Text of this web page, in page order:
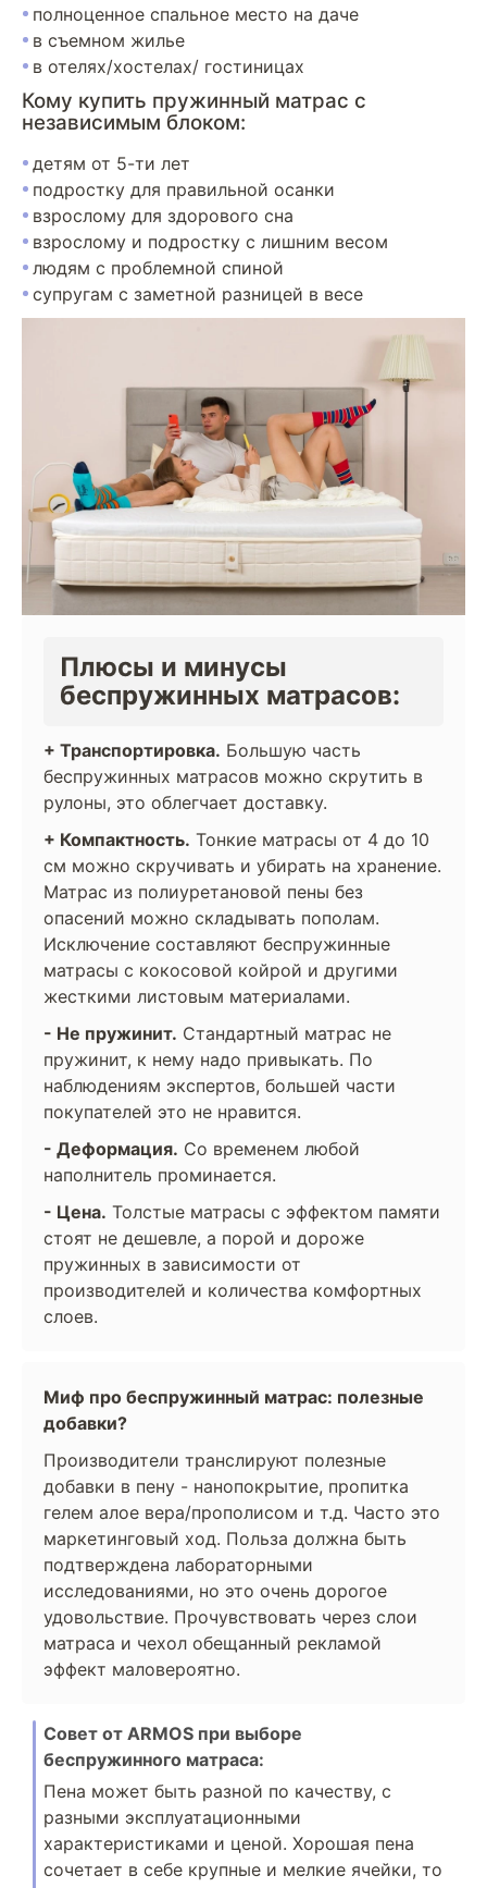
полноценное спальное место на даче
в съемном жилье
в отелях/хостелах/ гостиницах
Кому купить пружинный матрас с
независимым блоком:
детям от 5-ти лет
подростку для правильной осанки
взрослому для здорового сна
взрослому и подростку с лишним весом
людям с проблемной спиной
супругам с заметной разницей в весе
Плюсы и минусы
беспружинных матрасов:
+ Транспортировка. Большую часть
беспружинных матрасов можно скрутить в
рулоны, это облегчает доставку.
+ Компактность. Тонкие матрасы от 4 до 10
см можно скручивать и убирать на хранение.
Матрас из полиуретановой пены без
опасений можно складывать пополам.
Исключение составляют беспружинные
матрасы с кокосовой койрой и другими
жесткими листовым материалами.
- Не пружинит. Стандартный матрас не
пружинит, к нему надо привыкать. По
наблюдениям экспертов, большей части
покупателей это не нравится.
- Деформация. Со временем любой
наполнитель проминается.
- Цена. Толстые матрасы с эффектом памяти
стоят не дешевле, а порой и дороже
пружинных в зависимости от
производителей и количества комфортных
слоев.
Миф про беспружинный матрас: полезные
добавки?
Производители транслируют полезные
добавки в пену - нанопокрытие, пропитка
гелем алое вера/прополисом и т.д. Часто это
маркетинговый ход. Польза должна быть
подтверждена лабораторными
исследованиями, но это очень дорогое
удовольствие. Прочувствовать через слои
матраса и чехол обещанный рекламой
эффект маловероятно.
Совет от АRMOS при выборе
беспружинного матраса:
Пена может быть разной по качеству, с
разными эксплуатационными
характеристиками и ценой. Хорошая пена
сочетает в себе крупные и мелкие ячейки, то